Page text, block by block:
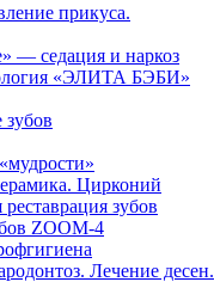
прикуса.
— седация и наркоз
«ЭЛИТА БЭБИ»
зубов
Цирконий
зубов
ZOOM-4
Лечение десен.